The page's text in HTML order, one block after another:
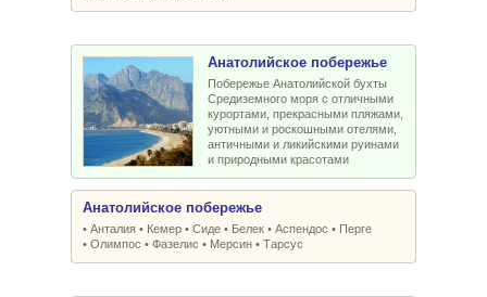
Анатолийское побережье
Побережье Анатолийской бухты
Средиземного моря с отличными
курортами, прекрасными пляжами,
уютными и роскошными отелями,
античными и ликийскими руинами
и природными красотами
Анатолийское побережье
• Анталия • Кемер • Сиде • Белек • Аспендос • Перге
• Олимпос • Фазелис • Мерсин • Тарсус